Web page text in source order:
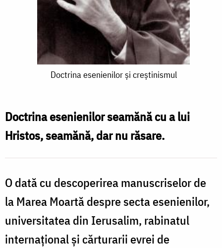
Doctrina
creștinismul
Doctrina esenienilor și creștinismul
Doctrina esenienilor seamănă cu a lui
Hristos, seamănă, dar nu răsare.
O dată cu descoperirea manuscriselor de
la Marea Moartă despre secta esenienilor,
universitatea din Ierusalim, rabinatul
internaţional şi cărturarii evrei de